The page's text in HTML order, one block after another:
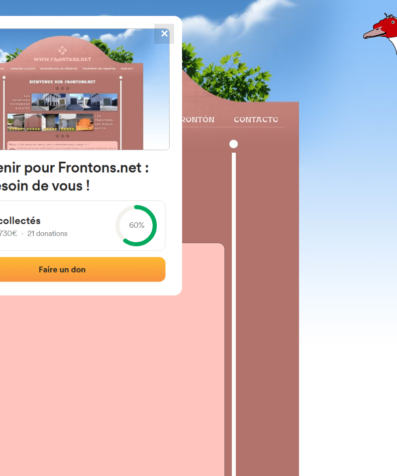
BUSCAR UN FRONTÓN AÑADIR UN FRONTÓN CONTACTO
Bizkaia Espagne
Zeharkalea 1 España
#1507
|Fotos|Comentarios y reseñas
✕